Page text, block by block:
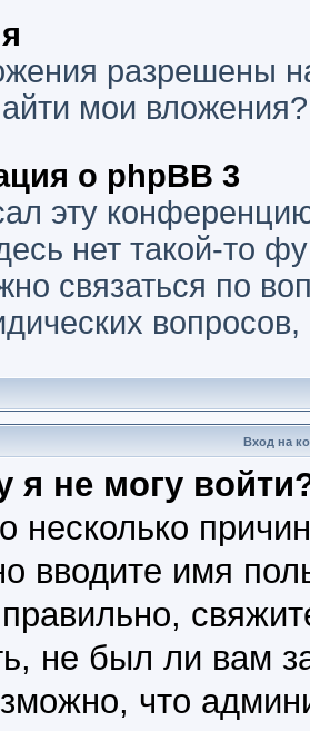
разрешены
мои вложения?
о phpBB 3
эту
нет такой-то
связаться по
Вход на
я не могу
несколько
вводите имя
не был ли вам
что